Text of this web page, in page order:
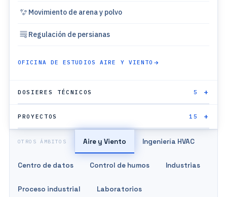
Movimiento de arena y polvo
Regulación de persianas
OFICINA DE ESTUDIOS AIRE Y VIENTO
DOSIERES TÉCNICOS 5
PROYECTOS 15
OTROS ÁMBITOS Aire y Viento Ingeniería HVAC
Centro de datos Control de humos Industrias
Proceso industrial Laboratorios